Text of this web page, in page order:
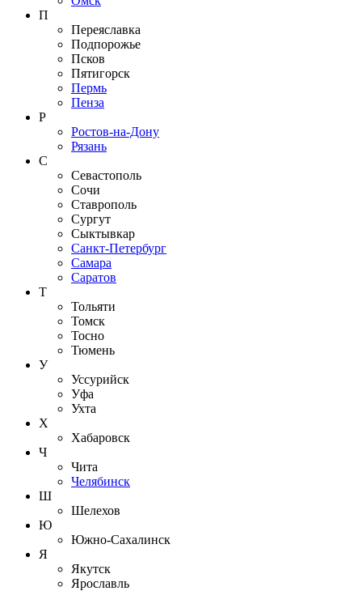
П
Переяславка
Подпорожье
Псков
Пятигорск
Пермь
Пенза
Р
Ростов-на-Дону
Рязань
С
Севастополь
Сочи
Ставрополь
Сургут
Сыктывкар
Санкт-Петербург
Самара
Саратов
Т
Тольяти
Томск
Тосно
Тюмень
У
Уссурийск
Уфа
Ухта
Х
Хабаровск
Ч
Чита
Челябинск
Ш
Шелехов
Ю
Южно-Сахалинск
Я
Якутск
Ярославль